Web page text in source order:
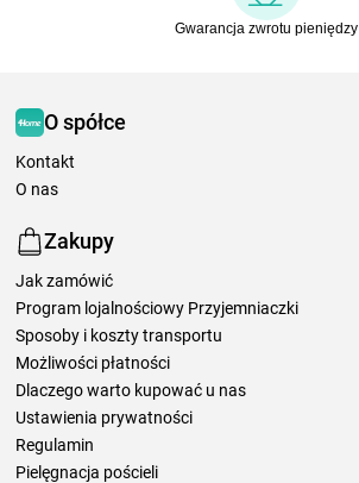
Gwarancja zwrotu pieniędzy
O spółce
Kontakt
O nas
Zakupy
Jak zamówić
Program lojalnościowy Przyjemniaczki
Sposoby i koszty transportu
Możliwości płatności
Dlaczego warto kupować u nas
Ustawienia prywatności
Regulamin
Pielęgnacja pościeli